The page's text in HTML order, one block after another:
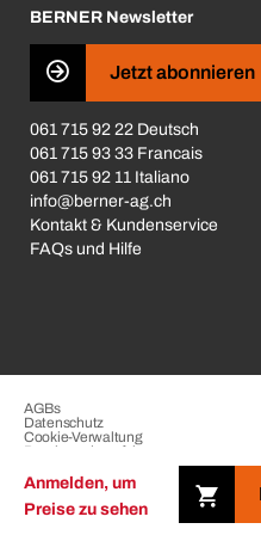
Anmelden, um
Preise zu sehen
Business Conduct
BERNER Newsletter
Jetzt abonnieren
061 715 92 22 Deutsch
061 715 93 33 Francais
061 715 92 11 Italiano
info@berner-ag.ch
Kontakt & Kundenservice
FAQs und Hilfe
Copyright © 2026 der BERNER
AGBs
Datenschutz
Cookie-Verwaltung
Beschwerdeverfahren